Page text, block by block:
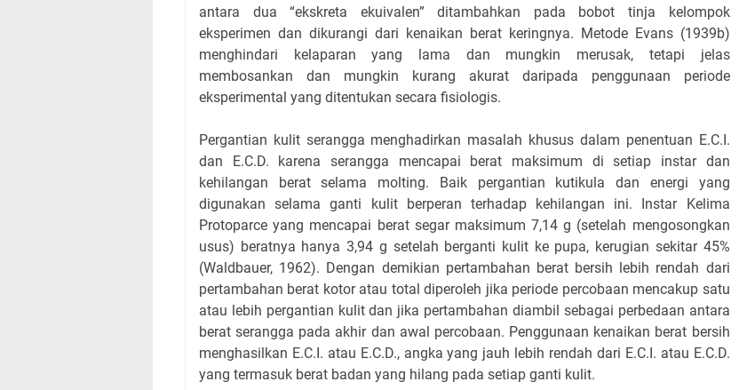
antara dua “ekskreta ekuivalen” ditambahkan pada bobot tinja kelompok
eksperimen dan dikurangi dari kenaikan berat keringnya. Metode Evans (1939b)
menghindari kelaparan yang lama dan mungkin merusak, tetapi jelas
membosankan dan mungkin kurang akurat daripada penggunaan periode
eksperimental yang ditentukan secara fisiologis.
Pergantian kulit serangga menghadirkan masalah khusus dalam penentuan E.C.I.
dan E.C.D. karena serangga mencapai berat maksimum di setiap instar dan
kehilangan berat selama molting. Baik pergantian kutikula dan energi yang
digunakan selama ganti kulit berperan terhadap kehilangan ini. Instar Kelima
Protoparce yang mencapai berat segar maksimum 7,14 g (setelah mengosongkan
usus) beratnya hanya 3,94 g setelah berganti kulit ke pupa, kerugian sekitar 45%
(Waldbauer, 1962). Dengan demikian pertambahan berat bersih lebih rendah dari
pertambahan berat kotor atau total diperoleh jika periode percobaan mencakup satu
atau lebih pergantian kulit dan jika pertambahan diambil sebagai perbedaan antara
berat serangga pada akhir dan awal percobaan. Penggunaan kenaikan berat bersih
menghasilkan E.C.I. atau E.C.D., angka yang jauh lebih rendah dari E.C.I. atau E.C.D.
yang termasuk berat badan yang hilang pada setiap ganti kulit.